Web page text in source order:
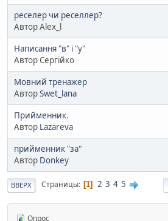
реселер чи реселлер?
Автор Alex_l
Написання "в" і "у"
Автор Сергійко
Мовний тренажер
АвторSwet_lana
Прийменник.
Автор Lazareva
прийменник "за"
Автор Donkey
ВВЕРХ Страницы 1 2 3 4 5
Опрос